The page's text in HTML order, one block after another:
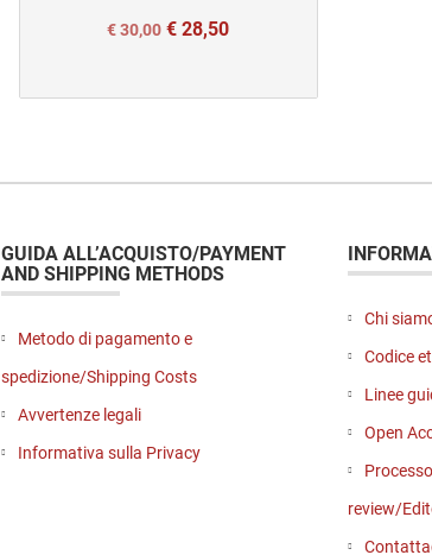
Il
originale
€30,00Il
attuale
€ 28,50
GUIDA ALL’ACQUISTO/PAYMENT
AND SHIPPING METHODS
Metodo di pagamento e
spedizione/Shipping Costs
Avvertenze legali
Informativa sulla Privacy
Chi
Codice
Linee
Open
review/